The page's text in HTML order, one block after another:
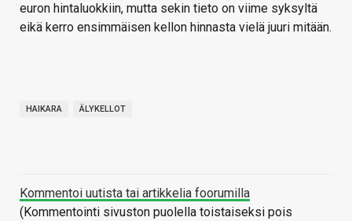
euron hintaluokkiin, mutta sekin tieto on viime syksyltä
eikä kerro ensimmäisen kellon hinnasta vielä juuri mitään.
HAIKARA ÄLYKELLOT
Kommentoi uutista tai artikkelia foorumilla
(Kommentointi sivuston puolella toistaiseksi pois